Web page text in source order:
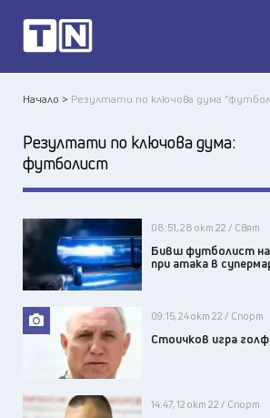
Начало > Резултати по ключова дума
Резултати по ключова дума:
футболист
08:51, 28 окт 22 / Свят
Бивш футболист на
при атака в
09:15, 24 окт 22 / Спорт
Стоичков игра
14:47, 12 окт 22 / Спорт